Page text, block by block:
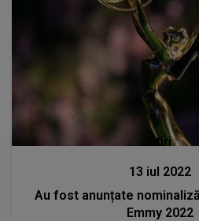
Stiri
13 iul 2022
Au fost anunțate
Emmy 2022